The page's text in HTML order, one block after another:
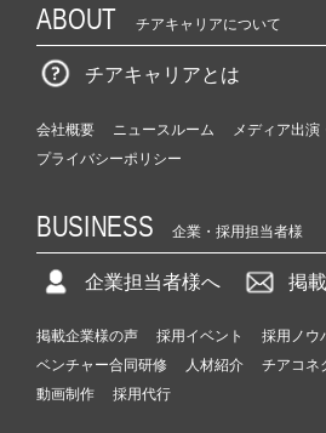
ABOUT チアキャリアについて
チアキャリアとは
会社概要 ニュースルーム
メディア出演
プライバシーポリシー
BUSINESS 企業・採用担当者様
企業担当者様へ 掲
掲載企業様の声 採用イベント 採用ノウ
ベンチャー合同研修
人材紹介 チアコネ
動画制作
採用代行